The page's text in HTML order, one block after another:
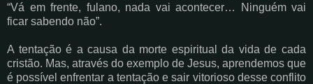
“Vá em frente, fulano, nada vai acontecer… Ninguém vai
ficar sabendo não”.
A tentação é a causa da morte espiritual da vida de cada
cristão. Mas, através do exemplo de Jesus, aprendemos que
é possível enfrentar a tentação e sair vitorioso desse conflito